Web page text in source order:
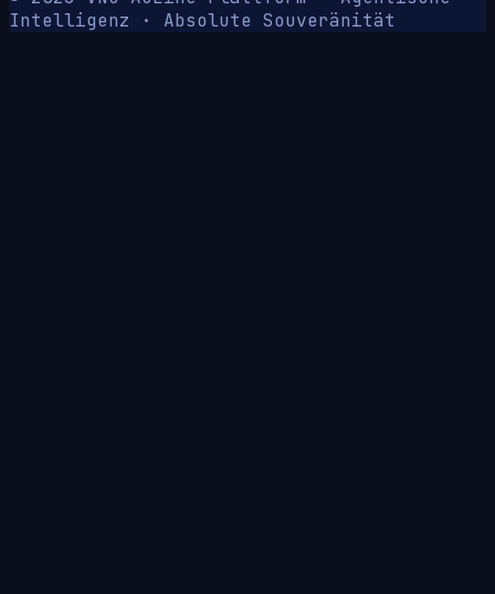
Intelligenz · Absolute Souveränität